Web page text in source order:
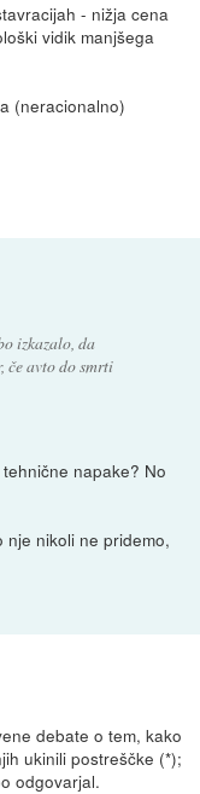
- nižja cena
vidik manjšega
(neracionalno)
izkazalo, da
če avto do smrti
napake? No
nikoli ne pridemo,
debate o tem, kako
ukinili postreščke (*);
odgovarjal.